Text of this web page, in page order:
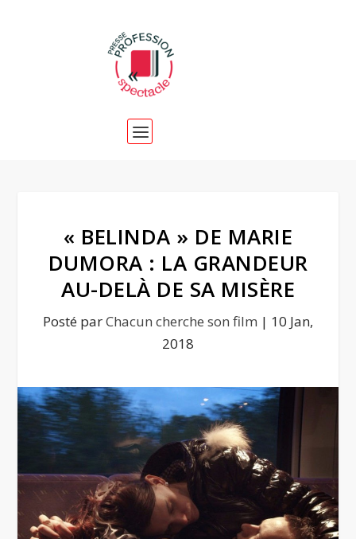
« BELINDA » DE MARIE
DUMORA : LA GRANDEUR
AU-DELÀ DE SA MISÈRE
Posté parChacun cherche son film | 10 Jan,
2018